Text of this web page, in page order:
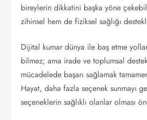
bireylerin dikkatini başka yöne
zihinsel hem de fiziksel sağlığı
Dijital kumar dünya ile baş etme
bilmez; ama irade ve toplumsal
mücadelede başarı sağlamak
Hayat, daha fazla seçenek sunmayı
seçeneklerin sağlıklı olanlar olması